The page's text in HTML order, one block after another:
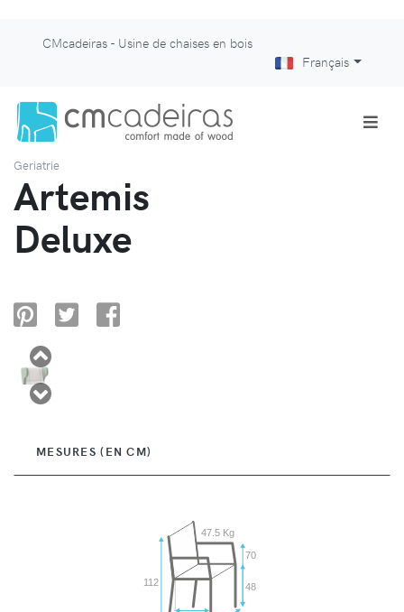
CMcadeiras - Usine de chaises en bois
Français
Geriatrie
Artemis
Deluxe
MESURES (EN CM)
112 48
70
47.5 Kg